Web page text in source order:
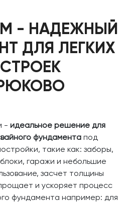
- НАДЕЖНЫЙ
ДЛЯ ЛЕГКИХ
- идеальное решение для
фундамента под
такие как: заборы,
гаражи и небольшие
засчет толщины
и ускоряет процесс
фундамента например: для